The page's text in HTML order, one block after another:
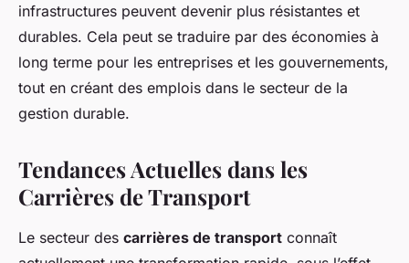
infrastructures peuvent devenir plus résistantes et
durables. Cela peut se traduire par des économies à
long terme pour les entreprises et les gouvernements,
tout en créant des emplois dans le secteur de la
gestion durable.
Tendances Actuelles dans les
Carrières de Transport
Le secteur des carrières de transport connaît